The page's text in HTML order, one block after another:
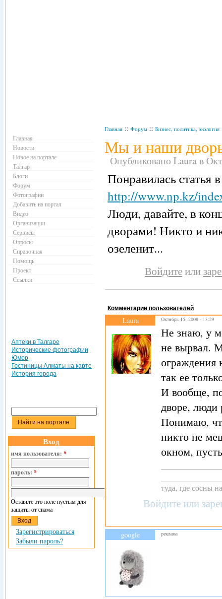
Главная :: Форум :: Бизнес, политика, экология
Мы и наши
Опубликовано Laura в
Понравилась статья
http://www.np.kz/
Люди, давайте, в
дворами! Никто и
озеленит...
Войдитеили
Комментарии пользователей
Laura Октябрь 15, 2008 - 13:29
Не знаю, у
не вырвал.
ограждения
так ее
И вообще,
дворе, люди
Понимаю,
никто не
окном,
туда, где сосны
Войдите или
google реклама
Главная
Новости
Новое на портале
Талгар
Блоги
Форум
Фотографии
Добавить на портал
Видео
Организации
Сервисы
Опросы
Справочная
Помощь
Проект
Ссылки
Аптеки в Талгаре
Исторические фотографии
Юмор
Гостиницы Алматы на карте
История города
Вход
имя пользователя: *
пароль: *
Оставьте это поле пустым для
защиты от спама
Зарегистрироваться
Забыли пароль?